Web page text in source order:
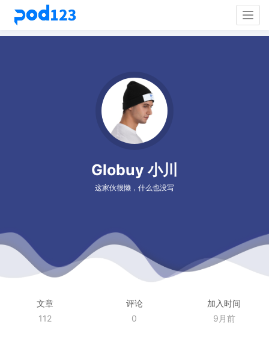
Globuy 小川
这家伙很懒，什么也没写
文章
112
评论
0
加入时间
9月前